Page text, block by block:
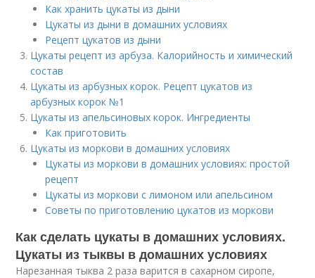
Как хранить цукаты из дыни
Цукаты из дыни в домашних условиях
Рецепт цукатов из дыни
Цукаты рецепт из арбуза. Калорийность и химический
состав
Цукаты из арбузных корок. Рецепт цукатов из
арбузных корок №1
Цукаты из апельсиновых корок. Ингредиенты
Как приготовить
Цукаты из моркови в домашних условиях
Цукаты из моркови в домашних условиях: простой
рецепт
Цукаты из моркови с лимоном или апельсином
Советы по приготовлению цукатов из моркови
Как сделать цукаты в домашних условиях.
Цукаты из тыквы в домашних условиях
Нарезанная тыква 2 раза варится в сахарном сиропе,